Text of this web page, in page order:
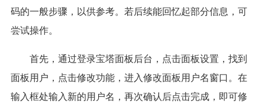
码的一般步骤，以供参考。若后续能回忆起部分信息，可
尝试操作。
首先，通过登录宝塔面板后台，点击面板设置，找到
面板用户，点击修改功能，进入修改面板用户名窗口。在
输入框处输入新的用户名，再次确认后点击完成，即可修